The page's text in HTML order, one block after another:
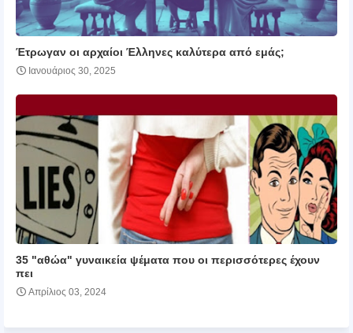
Έτρωγαν οι αρχαίοι Έλληνες καλύτερα από εμάς;
Ιανουάριος 30, 2025
35 "αθώα" γυναικεία ψέματα που οι περισσότερες έχουν
πει
Απρίλιος 03, 2024